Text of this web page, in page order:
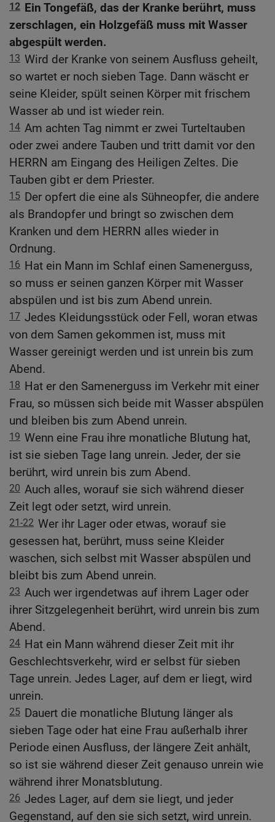
12 Ein Tongefäß, das der Kranke berührt, muss
zerschlagen, ein Holzgefäß muss mit Wasser
abgespült werden.
13 Wird der Kranke von seinem Ausfluss geheilt,
so wartet er noch sieben Tage. Dann wäscht er
seine Kleider, spült seinen Körper mit frischem
Wasser ab und ist wieder rein.
14 Am achten Tag nimmt er zwei Turteltauben
oder zwei andere Tauben und tritt damit vor den
HERRN am Eingang des Heiligen Zeltes. Die
Tauben gibt er dem Priester.
15 Der opfert die eine als Sühneopfer, die andere
als Brandopfer und bringt so zwischen dem
Kranken und dem HERRN alles wieder in
Ordnung.
16 Hat ein Mann im Schlaf einen Samenerguss,
so muss er seinen ganzen Körper mit Wasser
abspülen und ist bis zum Abend unrein.
17 Jedes Kleidungsstück oder Fell, woran etwas
von dem Samen gekommen ist, muss mit
Wasser gereinigt werden und ist unrein bis zum
Abend.
18 Hat er den Samenerguss im Verkehr mit einer
Frau, so müssen sich beide mit Wasser abspülen
und bleiben bis zum Abend unrein.
19 Wenn eine Frau ihre monatliche Blutung hat,
ist sie sieben Tage lang unrein. Jeder, der sie
berührt, wird unrein bis zum Abend.
20 Auch alles, worauf sie sich während dieser
Zeit legt oder setzt, wird unrein.
21-22 Wer ihr Lager oder etwas, worauf sie
gesessen hat, berührt, muss seine Kleider
waschen, sich selbst mit Wasser abspülen und
bleibt bis zum Abend unrein.
23 Auch wer irgendetwas auf ihrem Lager oder
ihrer Sitzgelegenheit berührt, wird unrein bis zum
Abend.
24 Hat ein Mann während dieser Zeit mit ihr
Geschlechtsverkehr, wird er selbst für sieben
Tage unrein. Jedes Lager, auf dem er liegt, wird
unrein.
25 Dauert die monatliche Blutung länger als
sieben Tage oder hat eine Frau außerhalb ihrer
Periode einen Ausfluss, der längere Zeit anhält,
so ist sie während dieser Zeit genauso unrein wie
während ihrer Monatsblutung.
26 Jedes Lager, auf dem sie liegt, und jeder
Gegenstand, auf den sie sich setzt, wird unrein.